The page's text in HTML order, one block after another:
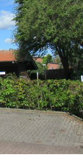
Röntgen